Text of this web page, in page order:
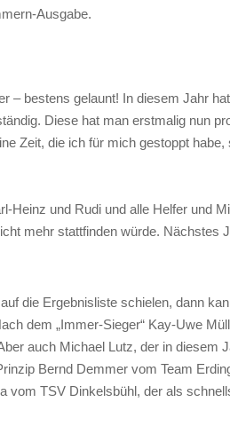
Ausgabe.
– bestens gelaunt! In diesem Jahr
Diese hat man erstmalig nun
Zeit, die ich für mich gestoppt
Heinz und Rudi und alle Helfer und
mehr stattfinden würde.
die Ergebnisliste schielen, dann
dem „Immer-Sieger“ Kay-Uwe
auch Michael Lutz, der in
Bernd Demmer vom Team
vom TSV Dinkelsbühl, der als